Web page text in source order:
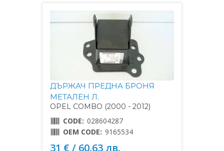
ДЪРЖАЧ ПРЕДНА БРОНЯ
МЕТАЛЕН Л.
OPEL COMBO (2000 - 2012)
CODE: 028604287
OEM CODE: 9165534
31 € / 60.63 лв.